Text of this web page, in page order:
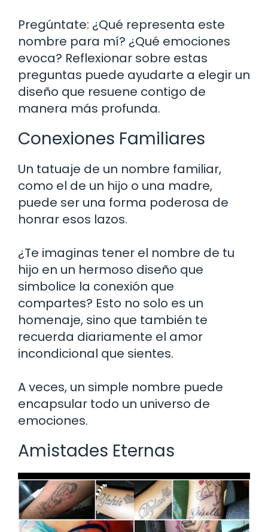
Pregúntate: ¿Qué representa este
nombre para mí? ¿Qué emociones
evoca? Reflexionar sobre estas
preguntas puede ayudarte a elegir un
diseño que resuene contigo de
manera más profunda.
Conexiones Familiares
Un tatuaje de un nombre familiar,
como el de un hijo o una madre,
puede ser una forma poderosa de
honrar esos lazos.
¿Te imaginas tener el nombre de tu
hijo en un hermoso diseño que
simbolice la conexión que
compartes? Esto no solo es un
homenaje, sino que también te
recuerda diariamente el amor
incondicional que sientes.
A veces, un simple nombre puede
encapsular todo un universo de
emociones.
Amistades Eternas